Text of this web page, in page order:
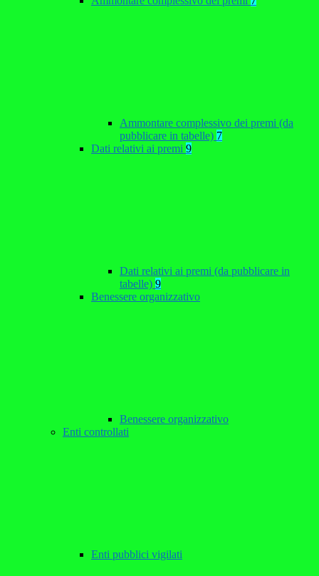
Ammontare complessivo dei premi (da
pubblicare in tabelle) 7
Dati relativi ai premi 9
Dati relativi ai premi (da pubblicare in
tabelle) 9
Benessere organizzativo
Benessere organizzativo
Enti controllati
Enti pubblici vigilati